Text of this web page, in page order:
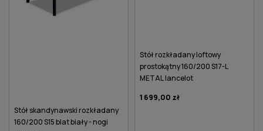
Stół skandynawski rozkładany
160/200 S15 blat biały - nogi
Stół rozkładany loftowy
prostokątny 160/200 S17-L
METAL lancelot
1 699,00 zł